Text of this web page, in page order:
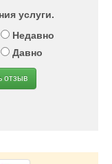
услуги.
Недавно
Давно
отзыв